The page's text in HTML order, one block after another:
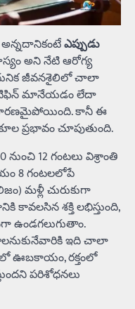
ఎప్పుడు
అని నేటి ఆరోగ్య
జీవనశైలిలో చాలా
టిఫిన్‌ మానేయడం లేదా
కానీ ఈ
ప్రభావం చూపుతుంది.
12 గంటలు విశ్రాంతి
8 గంటలలోపే
మళ్లీ చురుకుగా
కావలసిన శక్తి లభిస్తుంది,
ఉండగలుగుతాం.
ఇది చాలా
ఊబకాయం, రక్తంలో
పరిశోధనలు